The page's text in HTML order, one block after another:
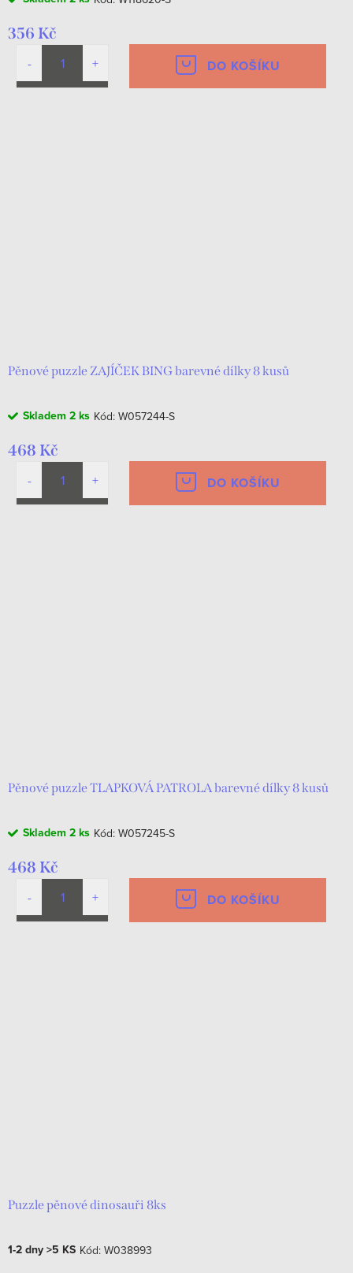
356 Kč
DO KOŠÍKU
Pěnové puzzle ZAJÍČEK BING barevné dílky 8 kusů
Skladem 2 ks Kód: W057244-S
468 Kč
DO KOŠÍKU
Pěnové puzzle TLAPKOVÁ PATROLA barevné dílky 8 kusů
Skladem 2 ks Kód: W057245-S
468 Kč
DO KOŠÍKU
Puzzle pěnové dinosauři 8ks
1-2 dny>5 KS Kód: W038993